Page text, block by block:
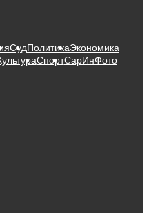
СудПолитикаЭкономика
СпортСарИнФото